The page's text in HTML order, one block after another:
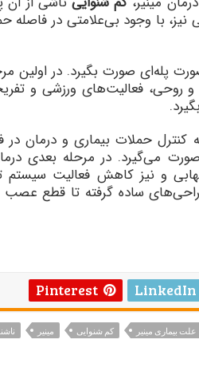
نیز، با وجود بی‌علامتی در فاصله
پله‌ای صورت بگیرد. در اولین
و روحی، فعالیت‌های ورزشی و
کنترل حملات بیماری و درمان در
می‌گیرد. در مرحله بعدی
و نیز کاهش فعالیت سیستم
ساده گرفته تا قطع عصب
LinkedIn
Pinterest
علت بیماری مینیر کم شنوایی مینیر